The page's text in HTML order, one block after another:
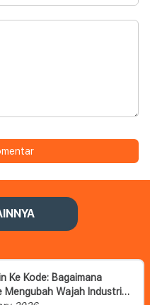
Ke Kode: Bagaimana
Wajah Industri